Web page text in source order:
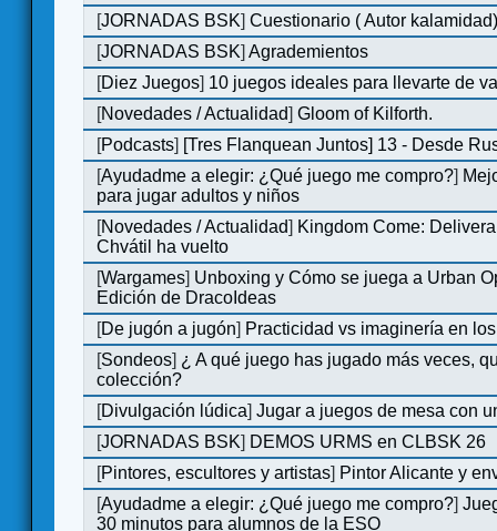
[JORNADAS BSK]Cuestionario ( Autor
[JORNADAS BSK]Agrademientos
[Diez Juegos] 10 juegos ideales para llevarte de
[Novedades / Actualidad]Gloom of Kilforth.
[Podcasts] [Tres Flanquean Juntos] 13 - Desde
[Ayudadme a elegir: ¿Qué juego me compro?]
para jugar adultos y niños
[Novedades / Actualidad] Kingdom Come:
Chvátil ha vuelto
[Wargames] Unboxing y Cómo se juega a Urban
Edición de DracoIdeas
[De jugón a jugón] Practicidad vs imaginería en
[Sondeos] ¿ A qué juego has jugado más veces,
colección?
[Divulgación lúdica]Jugar a juegos de mesa con
[JORNADAS BSK] DEMOS URMS en CLBSK 26
[Pintores, escultores y artistas] Pintor Alicante y
[Ayudadme a elegir: ¿Qué juego me compro?]
30 minutos para alumnos de la ESO